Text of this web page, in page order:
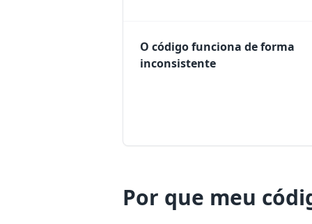
O código funciona de forma
inconsistente
Por que meu